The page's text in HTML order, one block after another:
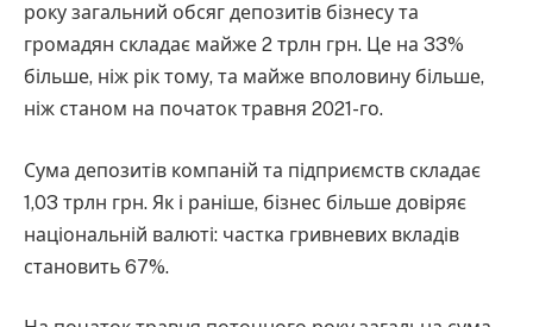
року загальний обсяг депозитів бізнесу та
громадян складає майже 2 трлн грн. Це на 33%
більше, ніж рік тому, та майже вполовину більше,
ніж станом на початок травня 2021-го.
Сума депозитів компаній та підприємств складає
1,03 трлн грн. Як і раніше, бізнес більше довіряє
національній валюті: частка гривневих вкладів
становить 67%.